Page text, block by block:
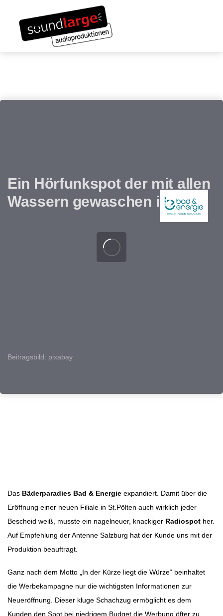
überspringen
Inhalt
springen
Ein Hörfunkspot der mit allen
Wassern gewaschen ist
Beitragsbild: pixabay
Das Bäderparadies Bad & Energie expandiert. Damit über die
Eröffnung einer neuen Filiale in St.Pölten auch wirklich jeder
Bescheid weiß, musste ein nagelneuer, knackiger Radiospot her.
Auf Empfehlung der Antenne Salzburg hat der Kunde uns mit der
Produktion beauftragt.
Ganz nach dem Motto „In der Kürze liegt die Würze“ beinhaltet
die Werbekampagne nur die wichtigsten Informationen zur
Neueröffnung. Dieser kluge Schachzug ermöglicht es dem
Kunden den Spot bei niedrigem Budget die Werbung öfter zu